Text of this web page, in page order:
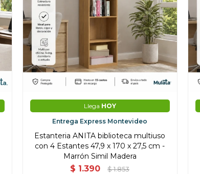
Llega HOY
Entrega Express Montevideo
Estanteria ANITA biblioteca multiuso
con 4 Estantes 47,9 x 170 x 27,5 cm -
Marrón Simil Madera
$ 1.390 $ 1.853